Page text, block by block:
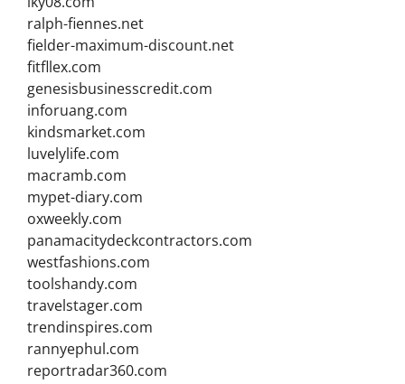
ralph-fiennes.net
fielder-maximum-discount.net
fitfllex.com
genesisbusinesscredit.com
inforuang.com
kindsmarket.com
luvelylife.com
macramb.com
mypet-diary.com
oxweekly.com
panamacitydeckcontractors.com
westfashions.com
toolshandy.com
travelstager.com
trendinspires.com
rannyephul.com
reportradar360.com